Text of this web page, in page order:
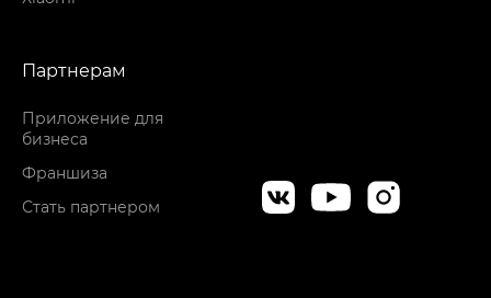
Партнерам
Приложение для
бизнеса
Франшиза
Стать партнером